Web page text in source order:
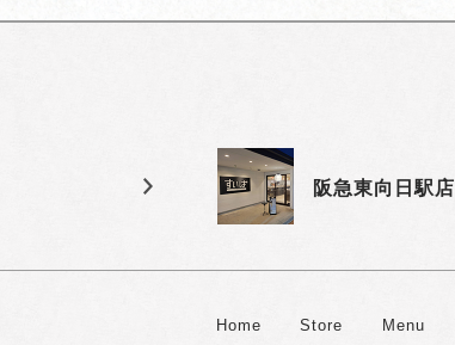
阪急東向日駅店
Home Store Menu